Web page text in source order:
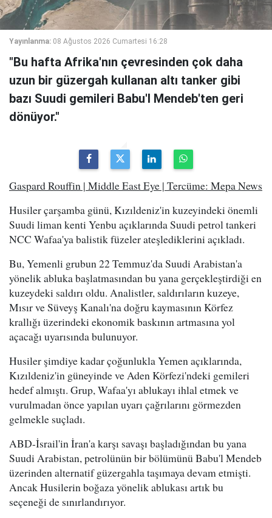
Yayınlanma: 08 Ağustos 2026 Cumartesi 16:28
"Bu hafta Afrika'nın çevresinden çok daha
uzun bir güzergah kullanan altı tanker gibi
bazı Suudi gemileri Babu'l Mendeb'ten geri
dönüyor."
Gaspard Rouffin | Middle East Eye | Tercüme: Mepa News
Husiler çarşamba günü, Kızıldeniz'in kuzeyindeki önemli
Suudi liman kenti Yenbu açıklarında Suudi petrol tankeri
NCC Wafaa'ya balistik füzeler ateşlediklerini açıkladı.
Bu, Yemenli grubun 22 Temmuz'da Suudi Arabistan'a
yönelik abluka başlatmasından bu yana gerçekleştirdiği en
kuzeydeki saldırı oldu. Analistler, saldırıların kuzeye,
Mısır ve Süveyş Kanalı'na doğru kaymasının Körfez
krallığı üzerindeki ekonomik baskının artmasına yol
açacağı uyarısında bulunuyor.
Husiler şimdiye kadar çoğunlukla Yemen açıklarında,
Kızıldeniz'in güneyinde ve Aden Körfezi'ndeki gemileri
hedef almıştı. Grup, Wafaa'yı ablukayı ihlal etmek ve
vurulmadan önce yapılan uyarı çağrılarını görmezden
gelmekle suçladı.
ABD-İsrail'in İran'a karşı savaşı başladığından bu yana
Suudi Arabistan, petrolünün bir bölümünü Babu'l Mendeb
üzerinden alternatif güzergahla taşımaya devam etmişti.
Ancak Husilerin boğaza yönelik ablukası artık bu
seçeneği de sınırlandırıyor.